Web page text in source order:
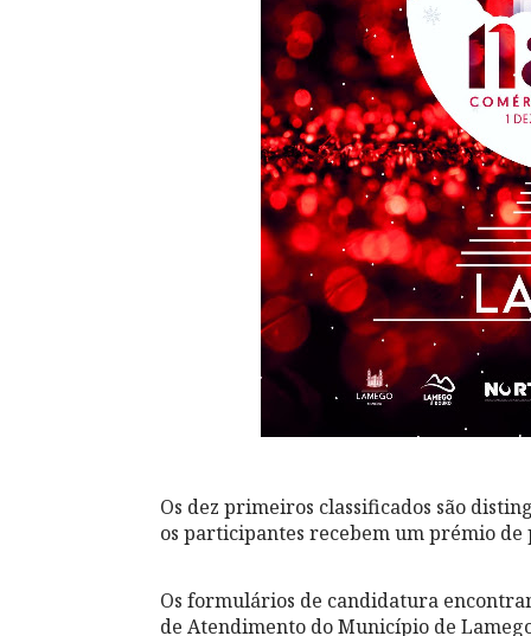
Os dez primeiros classificados são
os participantes recebem um prémio
Os formulários de candidatura
de Atendimento do Município de